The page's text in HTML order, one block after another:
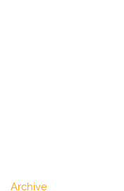
Archive